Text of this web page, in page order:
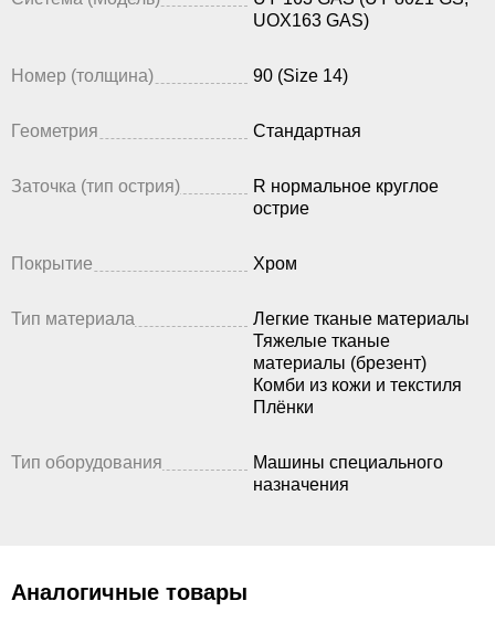
UOX163 GAS)
Номер (толщина) 90 (Size 14)
Геометрия Стандартная
Заточка (тип острия)
R нормальное круглое
острие
Покрытие Хром
Тип материала
Легкие тканые материалы
Тяжелые тканые
материалы (брезент)
Комби из кожи и текстиля
Плёнки
Тип оборудования
Машины специального
назначения
Аналогичные товары